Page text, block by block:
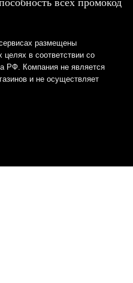
всех промокод
размещены
в соответствии со
РФ. Компания не является
и не осуществляет